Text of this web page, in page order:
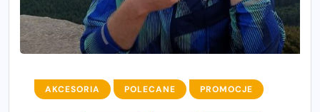
AKCESORIA POLECANE PROMOCJE